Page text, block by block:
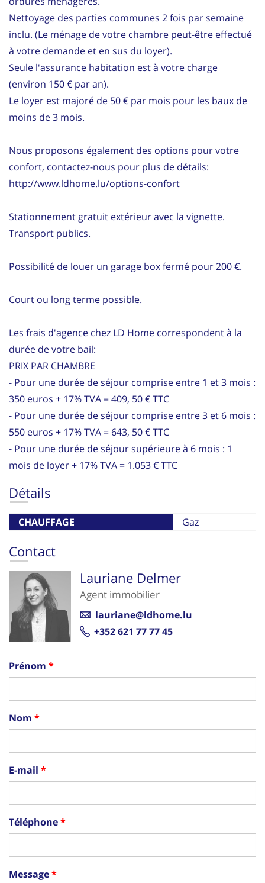
Nettoyage des parties communes 2 fois par semaine
inclu. (Le ménage de votre chambre peut-être effectué
à votre demande et en sus du loyer).
Seule l'assurance habitation est à votre charge
(environ 150 € par an).
Le loyer est majoré de 50 € par mois pour les baux de
moins de 3 mois.
Nous proposons également des options pour votre
confort, contactez-nous pour plus de détails:
http://www.ldhome.lu/options-confort
Stationnement gratuit extérieur avec la vignette.
Transport publics.
Possibilité de louer un garage box fermé pour 200 €.
Court ou long terme possible.
Les frais d'agence chez LD Home correspondent à la
durée de votre bail:
PRIX PAR CHAMBRE
- Pour une durée de séjour comprise entre 1 et 3 mois :
350 euros + 17% TVA = 409, 50 € TTC
- Pour une durée de séjour comprise entre 3 et 6 mois :
550 euros + 17% TVA = 643, 50 € TTC
- Pour une durée de séjour supérieure à 6 mois : 1
mois de loyer + 17% TVA = 1.053 € TTC
Détails
CHAUFFAGE Gaz
Contact
Lauriane Delmer
Agent immobilier
lauriane@ldhome.lu
+352 621 77 77 45
Prénom
Nom
E-mail
Téléphone
Message